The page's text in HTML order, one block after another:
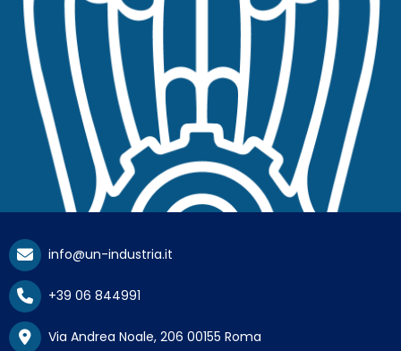
info@un-industria.it
+39 06 844991
Via Andrea Noale, 206 00155 Roma